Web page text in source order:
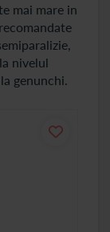
mai mare in
nivelul
genunchi.